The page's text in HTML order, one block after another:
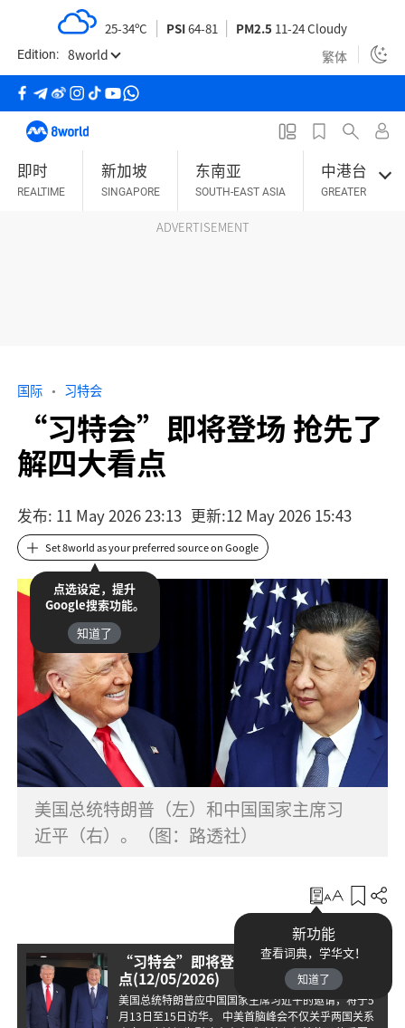
p
t
Edition: 8world 繁体
25-34ºC PSI64-81 PM2.5 11-24 Cloudy
即时
REALTIME
新加坡
SINGAPORE
东南亚
SOUTH-EAST ASIA
中港台
GREATER CHINA
ADVERTISEMENT
“习特会”即将登场 抢先了
解四大看点
国际 习特会
发布: 11 May 2026 23:13 更新:12 May 2026 15:43
Set 8world as your preferred source on Google
点选设定，提升
Google搜索功能。
知道了
美国总统特朗普（左）和中国国家主席习
近平（右）。（图：路透社）
新功能
查看词典，学华文！
知道了
收藏
“习特会”即将登场 抢先了解有哪些看
点(12/05/2026)
美国总统特朗普应中国国家主席习近平的邀请，将于5
月13日至15日访华。 中美首脑峰会不仅关乎两国关系